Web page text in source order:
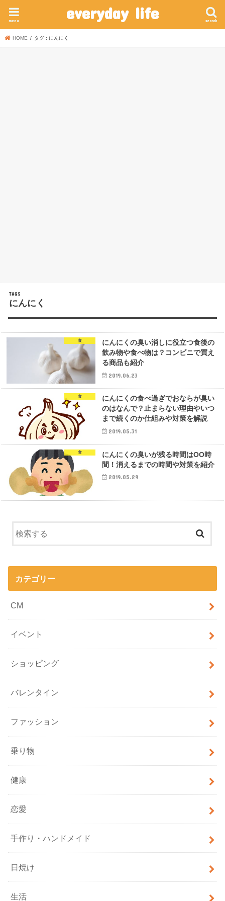
everyday life search
menu
HOME タグ : にんにく
にんにく
食
にんにくの臭い消しに役立つ食後の
飲み物や食べ物は？コンビニで買え
る商品も紹介
2019.06.23
食
にんにくの食べ過ぎでおならが臭い
のはなんで？止まらない理由やいつ
まで続くのか仕組みや対策を解説
2019.05.31
食
にんにくの臭いが残る時間はOO時
間！消えるまでの時間や対策を紹介
2019.05.29
カテゴリー
CM
イベント
ショッピング
バレンタイン
ファッション
乗り物
健康
恋愛
手作り・ハンドメイド
日焼け
生活